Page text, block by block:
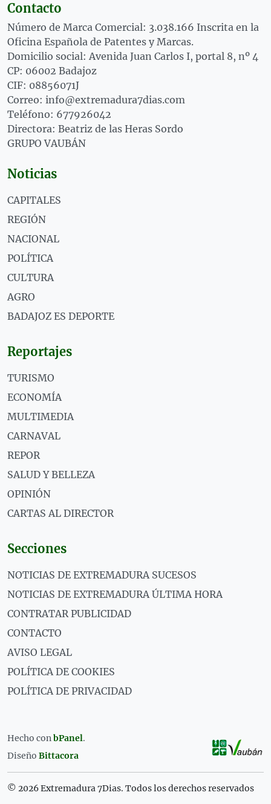
Contacto
Número de Marca Comercial: 3.038.166 Inscrita en la
Oficina Española de Patentes y Marcas.
Domicilio social: Avenida Juan Carlos I, portal 8, nº 4
CP: 06002 Badajoz
CIF: 08856071J
Correo: info@extremadura7dias.com
Teléfono: 677926042
Directora: Beatriz de las Heras Sordo
GRUPO VAUBÁN
Noticias
CAPITALES
REGIÓN
NACIONAL
POLÍTICA
CULTURA
AGRO
BADAJOZ ES DEPORTE
Reportajes
TURISMO
ECONOMÍA
MULTIMEDIA
CARNAVAL
REPOR
SALUD Y BELLEZA
OPINIÓN
CARTAS AL DIRECTOR
Secciones
NOTICIAS DE EXTREMADURA SUCESOS
NOTICIAS DE EXTREMADURA ÚLTIMA HORA
CONTRATAR PUBLICIDAD
CONTACTO
AVISO LEGAL
POLÍTICA DE COOKIES
POLÍTICA DE PRIVACIDAD
Hecho conbPanel.
Diseño Bittacora
© 2026 Extremadura 7Dias. Todos los derechos reservados